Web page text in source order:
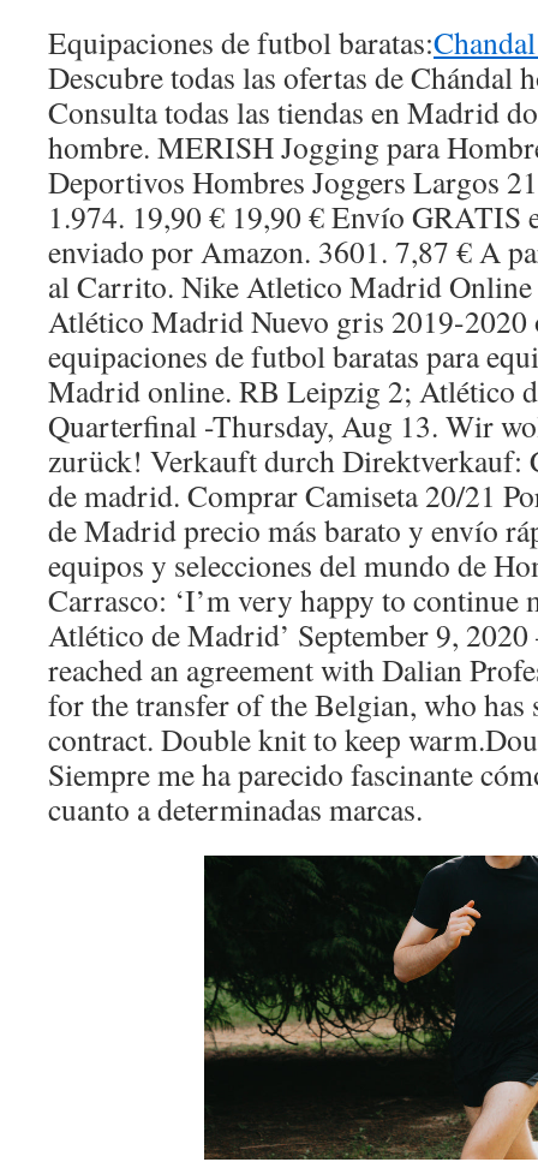
Equipaciones de futbol baratas:
Descubre todas las ofertas de Chándal
Consulta todas las tiendas en Madrid
hombre. MERISH Jogging para
Deportivos Hombres Joggers Largos
1.974. 19,90 € 19,90 € Envío GRATIS
enviado por Amazon. 3601. 7,87 € A
al Carrito. Nike Atletico Madrid Online
Atlético Madrid Nuevo gris 2019-2020
equipaciones de futbol baratas para
Madrid online. RB Leipzig 2; Atlético
Quarterfinal -Thursday, Aug 13. Wir
zurück! Verkauft durch Direktverkauf:
de madrid. Comprar Camiseta 20/21
de Madrid precio más barato y envío
equipos y selecciones del mundo de
Carrasco: ‘I’m very happy to continue
Atlético de Madrid’ September 9, 2020
reached an agreement with Dalian
for the transfer of the Belgian, who has
contract. Double knit to keep
Siempre me ha parecido fascinante
cuanto a determinadas marcas.